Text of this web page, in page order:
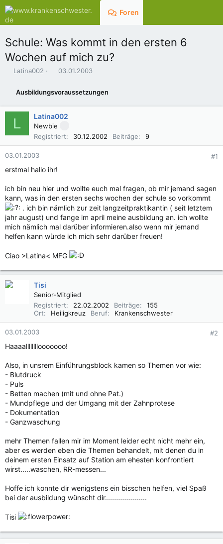
Foren
Schule: Was kommt in den ersten 6
Wochen auf mich zu?
E
e
Latina002
E
t
e
l
03.01.2003
Ausbildungsvoraussetzungen
L Latina002
Newbie
Registriert
30.12.2002 Beiträge 9
03.01.2003 #1
erstmal hallo ihr!
ich bin neu hier und wollte euch mal fragen, ob mir jemand sagen
kann, was in den ersten sechs wochen der schule so vorkommt
. ich bin nämlich zur zeit langzeitpraktikantin ( seit letztem
jahr august) und fange im april meine ausbildung an. ich wollte
mich nämlich mal darüber informieren.also wenn mir jemand
helfen kann würde ich mich sehr darüber freuen!
Ciao >Latina< MFG
Tisi
Senior-Mitglied
Registriert
22.02.2002 Beiträge
155
Ort
Heiligkreuz Beruf Krankenschwester
03.01.2003 #2
Haaaallllllllooooooo!
Also, in unsrem Einführungsblock kamen so Themen vor wie:
- Blutdruck
- Puls
- Betten machen (mit und ohne Pat.)
- Mundpflege und der Umgang mit der Zahnprotese
- Dokumentation
- Ganzwaschung
mehr Themen fallen mir im Moment leider echt nicht mehr ein,
aber es werden eben die Themen behandelt, mit denen du in
deinem ersten Einsatz auf Station am ehesten konfrontiert
wirst.....waschen, RR-messen...
Hoffe ich konnte dir wenigstens ein bisschen helfen, viel Spaß
bei der ausbildung wünscht dir.....................
Tisi